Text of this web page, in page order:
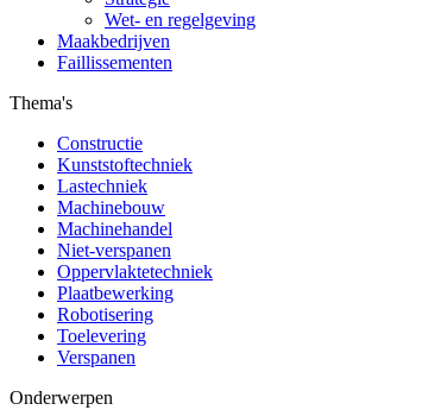
Wet- en regelgeving
Maakbedrijven
Faillissementen
Thema's
Constructie
Kunststoftechniek
Lastechniek
Machinebouw
Machinehandel
Niet-verspanen
Oppervlaktetechniek
Plaatbewerking
Robotisering
Toelevering
Verspanen
Onderwerpen